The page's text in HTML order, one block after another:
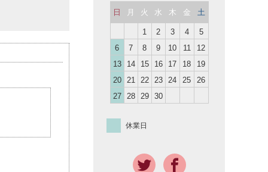
日 月 火 水 木 金 土
1 2 3 4
5
6
7 8 9 10 11
12
13
14 15 16 17 18
19
20
21 22 23 24 25
26
27
28 29 30
休業日